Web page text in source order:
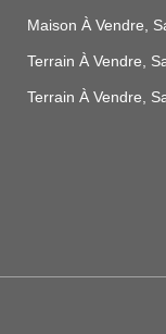
Maison À Vendre,
Terrain À Vendre,
Terrain À Vendre,